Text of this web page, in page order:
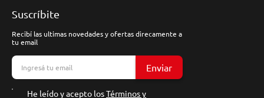
Suscríbite
Recibí las ultimas novedades y ofertas direcamente a
tu email
Enviar
He leído y acepto losTérminos y